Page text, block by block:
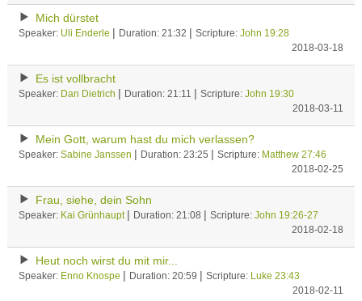
Mich dürstet
Speaker: Uli Enderle Duration: 21:32 Scripture: John 19:28
2018-03-18
Es ist vollbracht
Speaker: Dan Dietrich Duration: 21:11 Scripture: John 19:30
2018-03-11
Mein Gott, warum hast du mich verlassen?
Speaker: Sabine Janssen Duration: 23:25 Scripture: Matthew 27:46
2018-02-25
Frau, siehe, dein Sohn
Speaker: Kai Grünhaupt Duration: 21:08 Scripture: John 19:26-27
2018-02-18
Heut noch wirst du mit mir...
Speaker: Enno Knospe Duration: 20:59 Scripture:
Luke 23:43
2018-02-11